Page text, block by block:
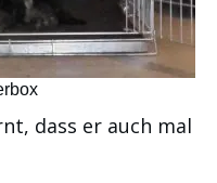
dass er auch mal